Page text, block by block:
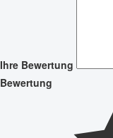
Ihre Bewertung
Bewertung